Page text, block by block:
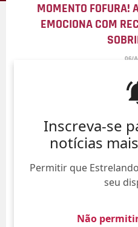
Inscreva-se
notícias
Permitir que
seu
Não
MOMENTO FOFURA!
EMOCIONA COM
06/